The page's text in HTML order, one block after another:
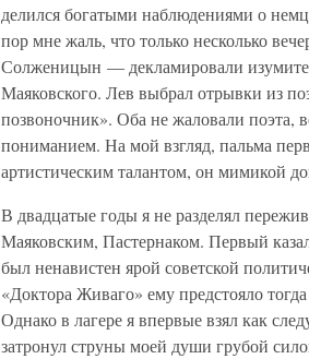
делился богатыми наблюдениями о
пор мне жаль, что только несколько
Солженицын — декламировали
Маяковского. Лев выбрал отрывки из
позвоночник». Оба не жаловали поэта,
пониманием. На мой взгляд, пальма
артистическим талантом, он мимикой
В двадцатые годы я не разделял
Маяковским, Пастернаком. Первый
был ненавистен ярой советской
«Доктора Живаго» ему предстояло
Однако в лагере я впервые взял как
затронул струны моей души грубой